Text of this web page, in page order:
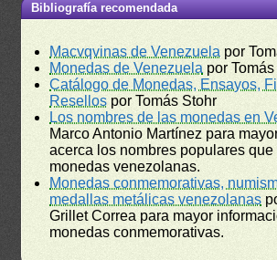
Bibliografía recomendada
Macvqvinas de Venezuela por
Monedas de Venezuela por
Catálogo de Monedas, Ensayos,
Resellos por Tomás Stohr
Los nombres de las monedas en
Marco Antonio Martínez para
acerca los nombres populares
monedas venezolanas.
Monedas conmemorativas,
medallas metálicas venezolanas
Grillet Correa para mayor
monedas conmemorativas.